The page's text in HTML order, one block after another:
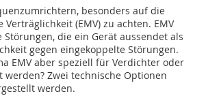
besonders auf die
Verträglichkeit (EMV) zu achten. EMV
die ein Gerät aussendet als
gegen eingekoppelte Störungen.
EMV aber speziell für Verdichter oder
werden? Zwei technische Optionen
werden.